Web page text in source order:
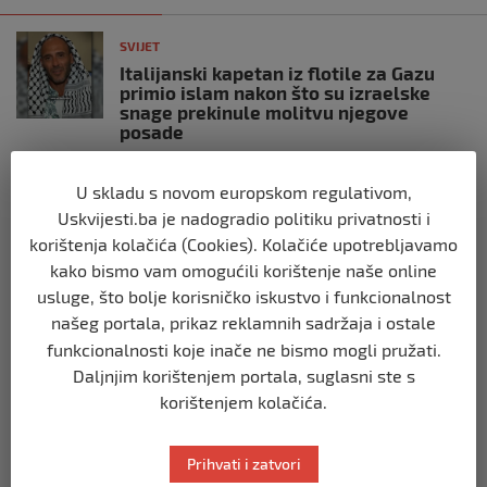
SVIJET
Italijanski kapetan iz flotile za Gazu
primio islam nakon što su izraelske
snage prekinule molitvu njegove
posade
SVIJET
Brod “Mikeno” probio izraelsku blokadu
i uplovio u Gazu – kapetan iz Sarajeva
vijori zastavu BiH
prije 10 mjeseci
Opsadno stanje u Münchenu, odjeknulo
nekoliko eksplozija: Ima žrtava,
prije 10 mjeseci
U skladu s novom europskom regulativom,
Uskvijesti.ba je nadogradio politiku privatnosti i
korištenja kolačića (Cookies). Kolačiće upotrebljavamo
kako bismo vam omogućili korištenje naše online
usluge, što bolje korisničko iskustvo i funkcionalnost
našeg portala, prikaz reklamnih sadržaja i ostale
funkcionalnosti koje inače ne bismo mogli pružati.
Daljnjim korištenjem portala, suglasni ste s
korištenjem kolačića.
Prihvati i zatvori